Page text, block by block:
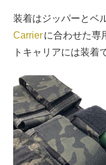
装着はジッパーとベ
Carrierに合わせた専
トキャリアには装着